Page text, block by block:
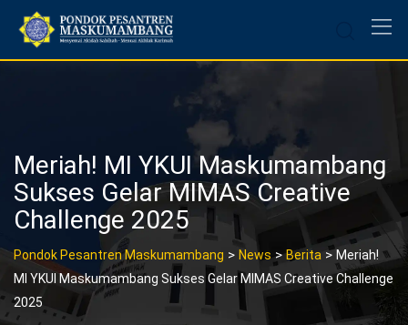
content
Meriah! MI YKUI Maskumambang
Sukses Gelar MIMAS Creative
Challenge 2025
Pondok Pesantren Maskumambang > News >Berita > Meriah!
MI YKUI Maskumambang Sukses Gelar MIMAS Creative Challenge
2025